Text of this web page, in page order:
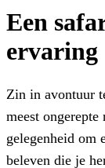
Een
ervaring
Zin in avontuur
meest
gelegenheid om
beleven die je